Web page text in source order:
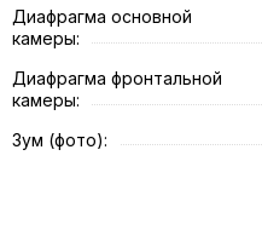
Диафрагма основной
камеры:
Диафрагма фронтальной
камеры:
Зум (фото):